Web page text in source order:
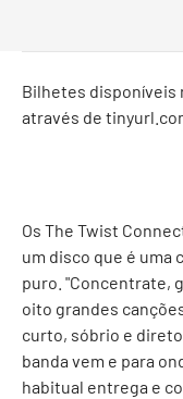
Bilhetes disponíveis
através de
Os The Twist
um disco que é uma
puro. "Concentrate,
oito grandes
curto, sóbrio e
banda vem e para
habitual entrega e